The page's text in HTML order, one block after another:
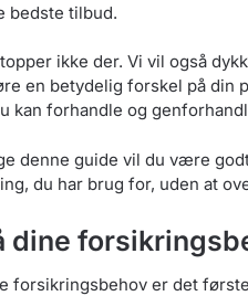
bedste tilbud.
ikke der. Vi vil også
en betydelig forskel på
kan forhandle og
denne guide vil du være
du har brug for, uden at
dine
forsikringsbehov er det